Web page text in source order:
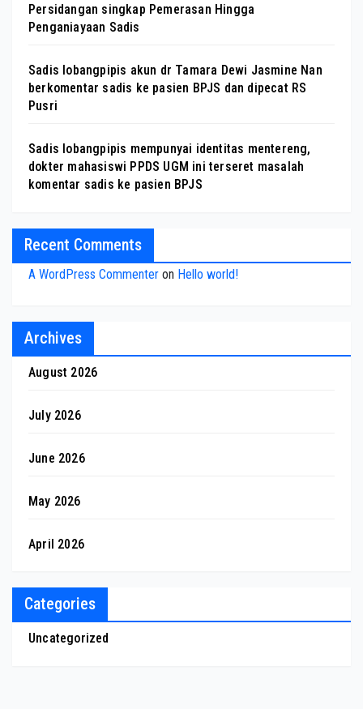
Persidangan singkap Pemerasan Hingga
Penganiayaan Sadis
Sadis lobangpipis akun dr Tamara Dewi Jasmine Nan
berkomentar sadis ke pasien BPJS dan dipecat RS
Pusri
Sadis lobangpipis mempunyai identitas mentereng,
dokter mahasiswi PPDS UGM ini terseret masalah
komentar sadis ke pasien BPJS
Recent Comments
A WordPress Commenter on Hello world!
Archives
August 2026
July 2026
June 2026
May 2026
April 2026
Categories
Uncategorized